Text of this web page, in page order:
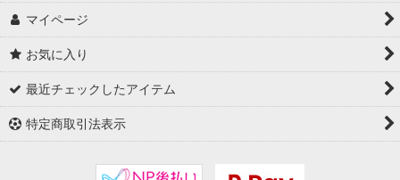
マイページ
お気に入り
最近チェックしたアイテム
特定商取引法表示